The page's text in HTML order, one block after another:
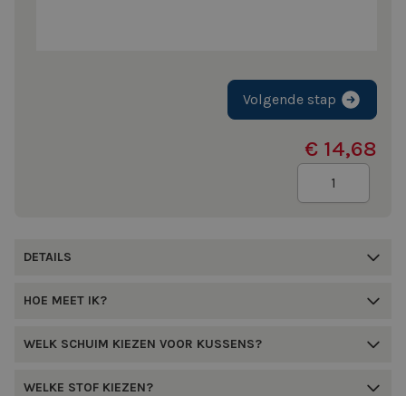
Volgende stap
€ 14,68
DETAILS
HOE MEET IK?
WELK SCHUIM KIEZEN VOOR KUSSENS?
WELKE STOF KIEZEN?